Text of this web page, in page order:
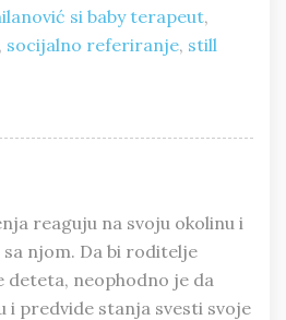
si baby terapeut,
, socijalno referiranje, still
reaguju na svoju okolinu i
njom. Da bi roditelje
neophodno je da
i predvide stanja svesti svoje